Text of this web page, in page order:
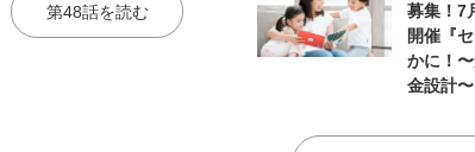
第48話を読む
募集！7
開催『
かに！
金設計〜